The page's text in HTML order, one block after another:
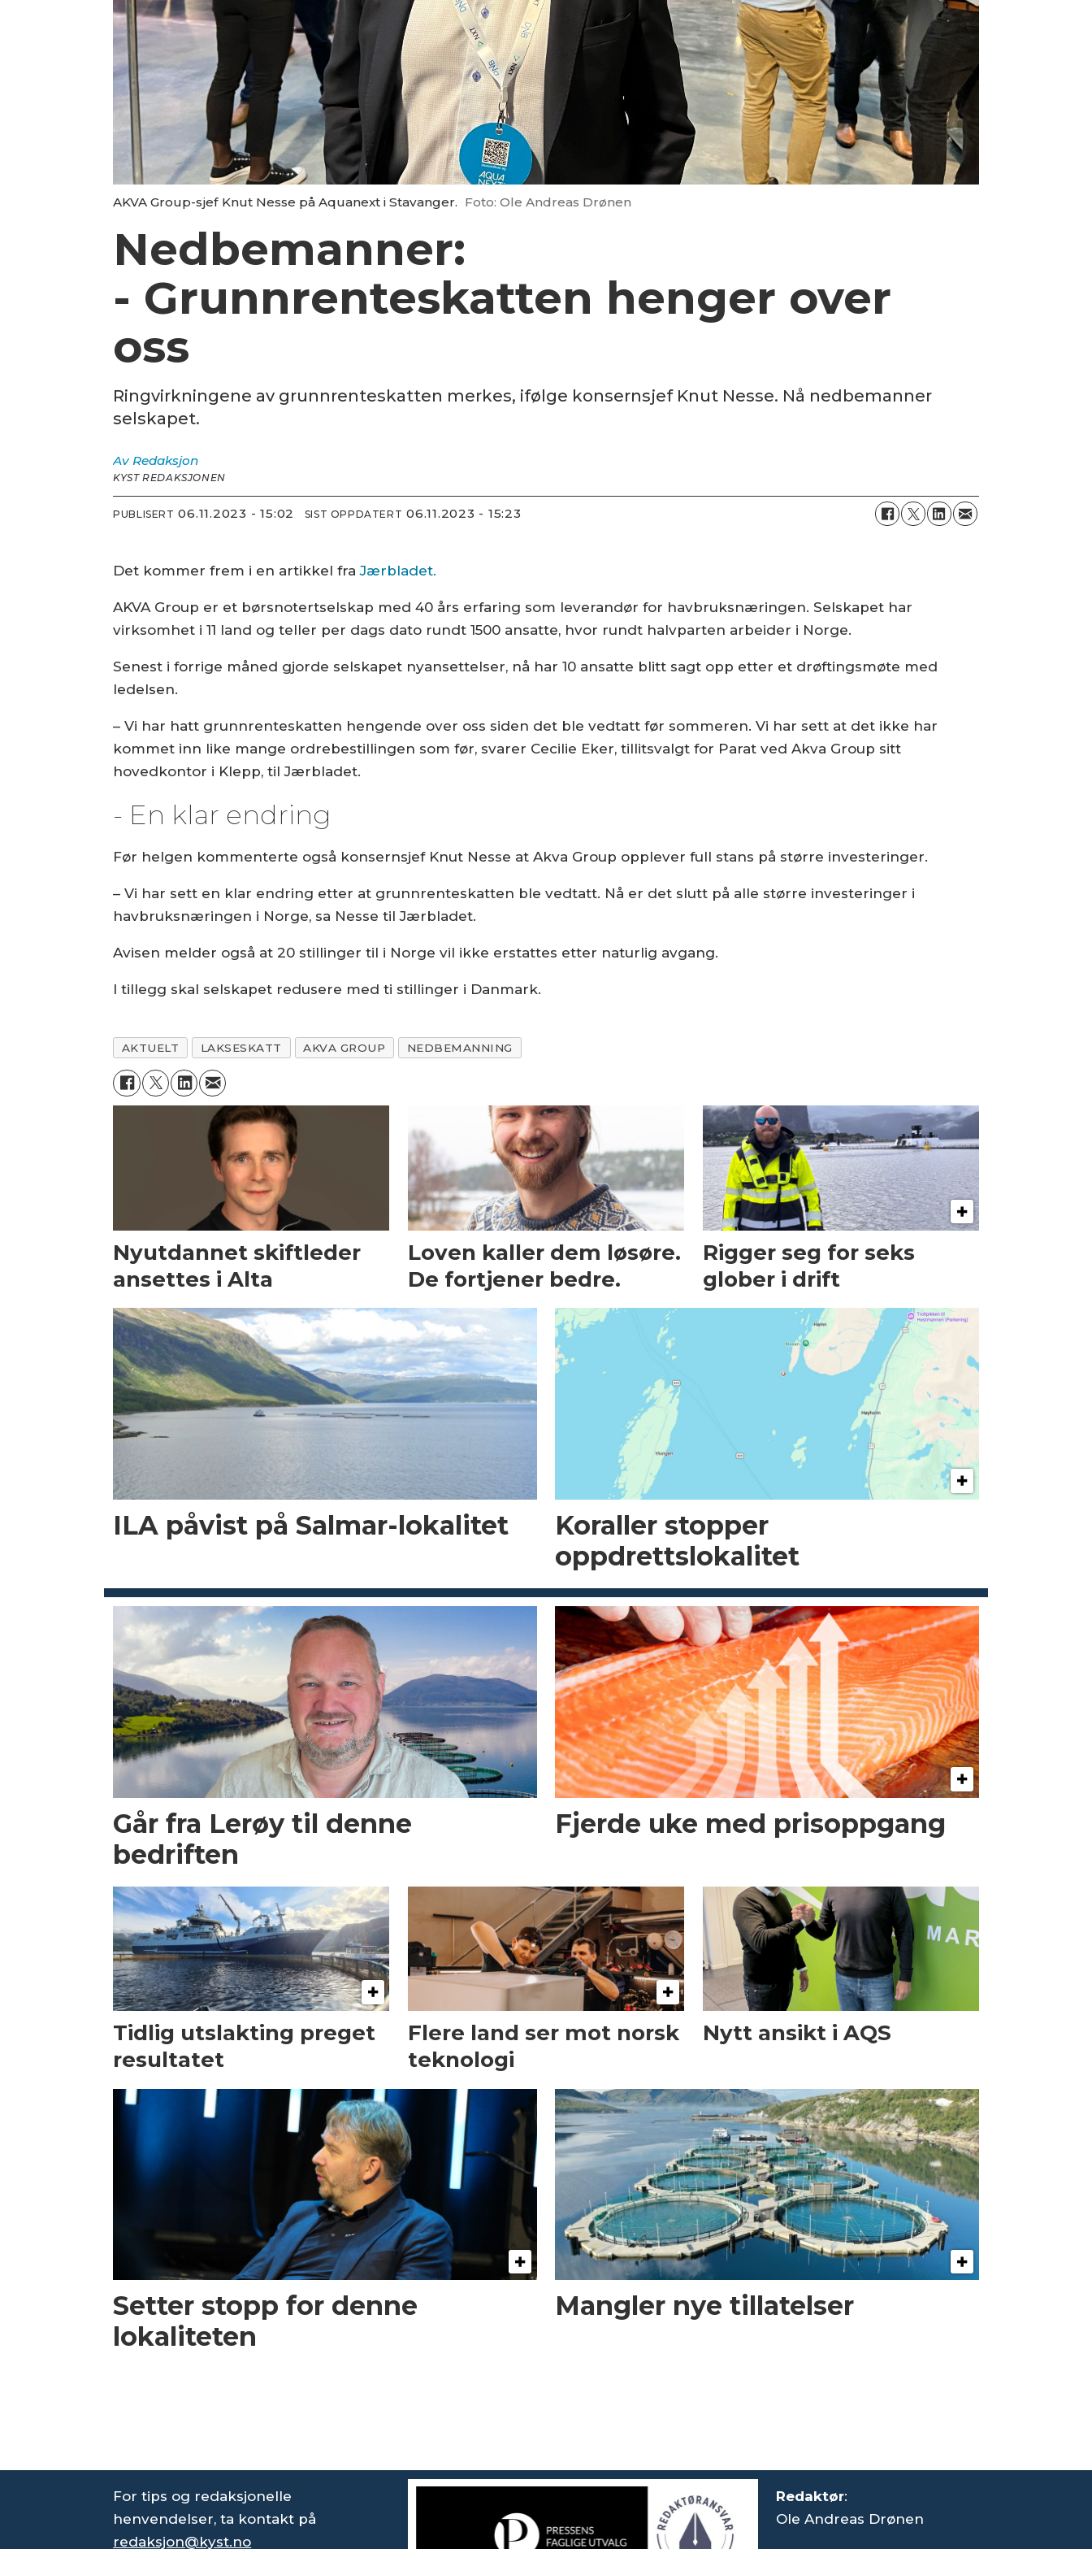
AKVA Group-sjef Knut Nesse på Aquanext i Stavanger. Foto: Ole Andreas Drønen
Nedbemanner:
- Grunnrenteskatten henger over
oss
Ringvirkningene av grunnrenteskatten merkes, ifølge konsernsjef Knut Nesse. Nå nedbemanner
selskapet.
Av Redaksjon
KYST REDAKSJONEN
PUBLISERT 06.11.2023 - 15:02 SIST OPPDATERT 06.11.2023 - 15:23
Det kommer frem i en artikkel fraJærbladet.
AKVA Group er et børsnotertselskap med 40 års erfaring som leverandør for havbruksnæringen. Selskapet har
virksomhet i 11 land og teller per dags dato rundt 1500 ansatte, hvor rundt halvparten arbeider i Norge.
Senest i forrige måned gjorde selskapet nyansettelser, nå har 10 ansatte blitt sagt opp etter et drøftingsmøte med
ledelsen.
– Vi har hatt grunnrenteskatten hengende over oss siden det ble vedtatt før sommeren. Vi har sett at det ikke har
kommet inn like mange ordrebestillingen som før, svarer Cecilie Eker, tillitsvalgt for Parat ved Akva Group sitt
hovedkontor i Klepp, til Jærbladet.
- En klar endring
Før helgen kommenterte også konsernsjef Knut Nesse at Akva Group opplever full stans på større investeringer.
– Vi har sett en klar endring etter at grunnrenteskatten ble vedtatt. Nå er det slutt på alle større investeringer i
havbruksnæringen i Norge, sa Nesse til Jærbladet.
Avisen melder også at 20 stillinger til i Norge vil ikke erstattes etter naturlig avgang.
I tillegg skal selskapet redusere med ti stillinger i Danmark.
AKTUELT LAKSESKATT AKVA GROUP NEDBEMANNING
Nyutdannet skiftleder
ansettes i Alta
Loven kaller dem løsøre.
De fortjener bedre.
Rigger seg for seks
glober i drift
ILA påvist på Salmar-lokalitet
Koraller stopper
oppdrettslokalitet
Går fra Lerøy til denne
bedriften
Fjerde uke med prisoppgang
Tidlig utslakting preget
resultatet
Flere land ser mot norsk
teknologi
Nytt ansikt i AQS
Setter stopp for denne
lokaliteten
Mangler nye tillatelser
For tips og redaksjonelle
henvendelser, ta kontakt på
redaksjon@kyst.no
Redaktør:
Ole Andreas Drønen